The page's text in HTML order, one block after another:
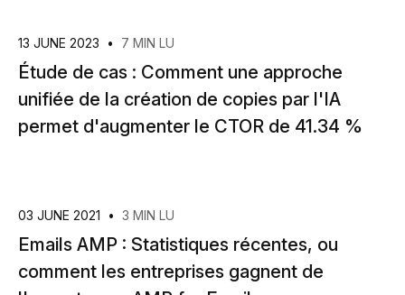
13 JUNE 2023 • 7 MIN LU
Étude de cas : Comment une approche
unifiée de la création de copies par l'IA
permet d'augmenter le CTOR de 41.34 %
03 JUNE 2021 • 3 MIN LU
Emails AMP : Statistiques récentes, ou
comment les entreprises gagnent de